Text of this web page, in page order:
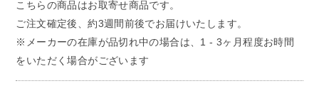
こちらの商品はお取寄せ商品です。
ご注文確定後、約3週間前後でお届けいたします。
※メーカーの在庫が品切れ中の場合は、1 - 3ヶ月程度お時間
をいただく場合がございます